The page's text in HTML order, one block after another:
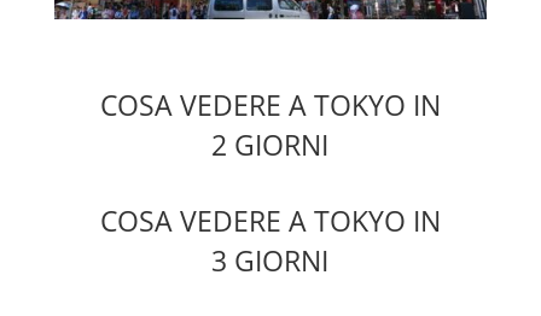
COSA VEDERE A TOKYO IN
2 GIORNI
COSA VEDERE A TOKYO IN
3 GIORNI